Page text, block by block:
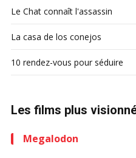
Le Chat connaît l'assassin
La casa de los conejos
10 rendez-vous pour séduire
Les films plus
Megalodon